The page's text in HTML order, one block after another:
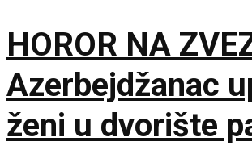
HOROR NA
Azerbejdžanac
ženi u dvorište